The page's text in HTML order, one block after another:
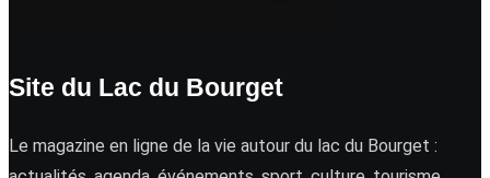
Site du Lac du Bourget
Le magazine en ligne de la vie autour du lac du Bourget :